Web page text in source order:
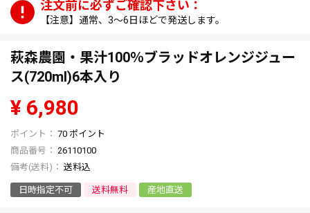
【注意】通常、3～6日ほどで発送します。
萩森農園・果汁100％ブラッドオレンジジュー
ス(720ml)6本入り
¥ 6,980
70 ポイント
商品番号
26110100
送料込
日時指定不可 送料無料 産地直送